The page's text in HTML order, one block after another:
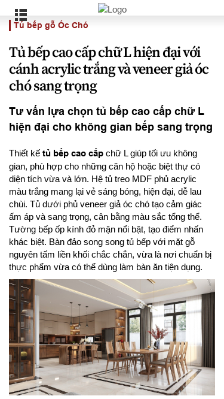
Tủ bếp gỗ Óc Chó
Tủ bếp cao cấp chữ L hiện đại với
cánh acrylic trắng và veneer giả óc
chó sang trọng
Tư vấn lựa chọn tủ bếp cao cấp chữ L
hiện đại cho không gian bếp sang trọng
Thiết kế tủ bếp cao cấp chữ L giúp tối ưu không
gian, phù hợp cho những căn hộ hoặc biệt thự có
diện tích vừa và lớn. Hệ tủ treo MDF phủ acrylic
màu trắng mang lại vẻ sáng bóng, hiện đại, dễ lau
chùi. Tủ dưới phủ veneer giả óc chó tạo cảm giác
ấm áp và sang trọng, cân bằng màu sắc tổng thể.
Tường bếp ốp kính đỏ mận nổi bật, tạo điểm nhấn
khác biệt. Bàn đảo song song tủ bếp với mặt gỗ
nguyên tấm liền khối chắc chắn, vừa là nơi chuẩn bị
thực phẩm vừa có thể dùng làm bàn ăn tiện dụng.